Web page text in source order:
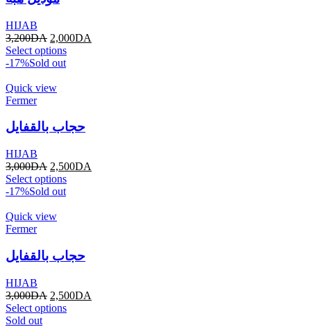
HIJAB
3,200DA 2,000DA
Select options
-17%Sold out
Quick view
Fermer
حجاب بالقفايل
HIJAB
3,000DA 2,500DA
Select options
-17%Sold out
Quick view
Fermer
حجاب بالقفايل
HIJAB
3,000DA 2,500DA
Select options
Sold out